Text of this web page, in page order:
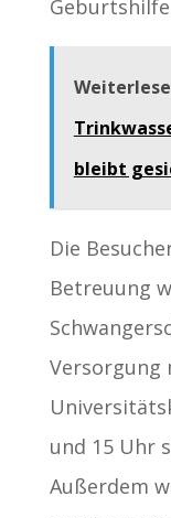
bleibt
Die
Betreuung
Versorgung
und 15 Uhr
Außerdem